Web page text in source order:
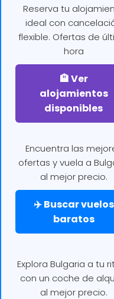
Reserva tu
ideal con
flexible. Ofertas de
hora
🏨 Ver
alojamientos
disponibles
Encuentra las
ofertas y vuela a
al mejor precio.
✈️ Buscar vuelos
baratos
Explora Bulgaria a tu
con un coche de
al mejor precio.